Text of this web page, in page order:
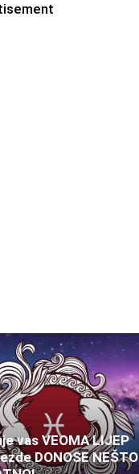
vas VEOMA LIJEP
DONOSE NEŠTO